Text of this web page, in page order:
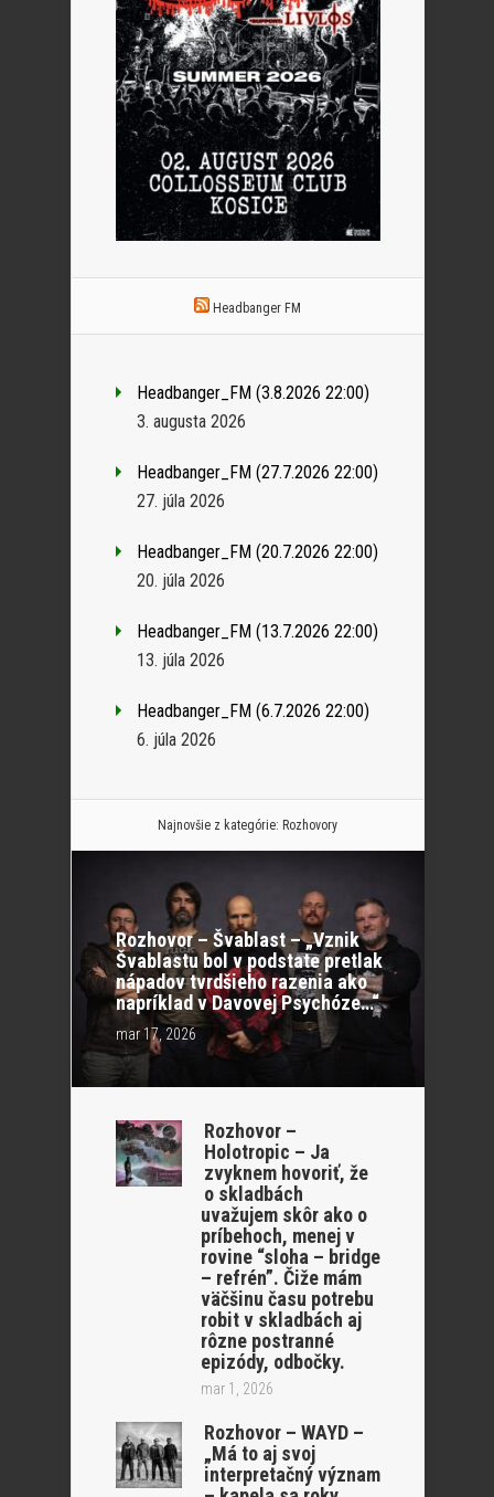
Headbanger FM
Headbanger_FM (3.8.2026 22:00)
3. augusta 2026
Headbanger_FM (27.7.2026 22:00)
27. júla 2026
Headbanger_FM (20.7.2026 22:00)
20. júla 2026
Headbanger_FM (13.7.2026 22:00)
13. júla 2026
Headbanger_FM (6.7.2026 22:00)
6. júla 2026
Najnovšie z kategórie: Rozhovory
Rozhovor – Švablast – „Vznik
Švablastu bol v podstate pretlak
nápadov tvrdšieho razenia ako
napríklad v Davovej Psychóze…“
mar 17, 2026
Rozhovor –
Holotropic – Ja
zvyknem hovoriť, že
o skladbách
uvažujem skôr ako o
príbehoch, menej v
rovine “sloha – bridge
– refrén”. Čiže mám
väčšinu času potrebu
robit v skladbách aj
rôzne postranné
epizódy, odbočky.
mar 1, 2026
Rozhovor – WAYD –
„Má to aj svoj
interpretačný význam